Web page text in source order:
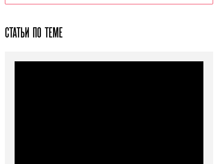
СТАТЬИ ПО ТЕМЕ